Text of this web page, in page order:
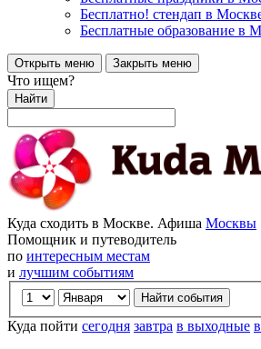
Бесплатно! стендап в
Бесплатные образование в
Открыть меню Закрыть меню
Что ищем?
Найти
Куда сходить в Москве. Афиша Москвы
Помощник и путеводитель
по интересным местам
и лучшим событиям
Куда пойти сегодня завтра в выходные